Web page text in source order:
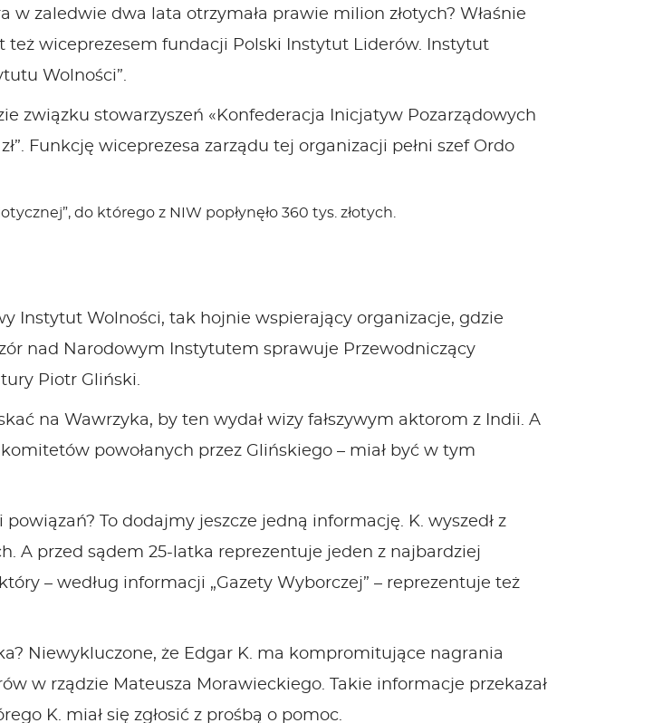
zaledwie dwa lata otrzymała prawie milion złotych? Właśnie
też wiceprezesem fundacji Polski Instytut Liderów. Instytut
Wolności”.
związku stowarzyszeń «Konfederacja Inicjatyw Pozarządowych
Funkcję wiceprezesa zarządu tej organizacji pełni szef Ordo
do którego z NIW popłynęło 360 tys. złotych.
Instytut Wolności, tak hojnie wspierający organizacje, gdzie
nad Narodowym Instytutem sprawuje Przewodniczący
Piotr Gliński.
na Wawrzyka, by ten wydał wizy fałszywym aktorom z Indii. A
powołanych przez Glińskiego – miał być w tym
To dodajmy jeszcze jedną informację. K. wyszedł z
A przed sądem 25-latka reprezentuje jeden z najbardziej
– według informacji „Gazety Wyborczej” – reprezentuje też
Niewykluczone, że Edgar K. ma kompromitujące nagrania
w rządzie Mateusza Morawieckiego. Takie informacje przekazał
K. miał się zgłosić z prośbą o pomoc.